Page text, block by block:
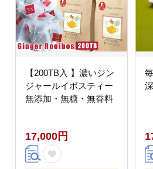
【200TB入 】濃いジン
ジャールイボスティー
無添加・無糖・無香料
17,000円